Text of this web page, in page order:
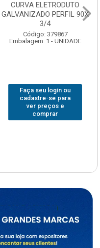
CURVA ELETRODUTO
GALVANIZADO PERFIL 90X
3/4
Código: 379867
Embalagem: 1 - UNIDADE
Faça seu login ou
cadastre-se para
ver preços e
comprar